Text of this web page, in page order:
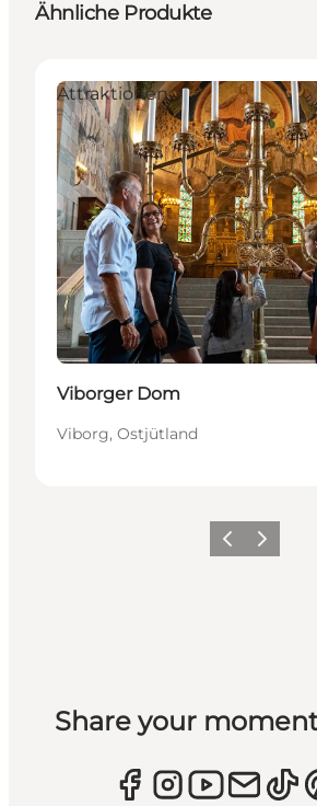
Ähnliche Produkte
Attraktionen
Viborger Dom
Viborg, Ostjütland
ZurückWeiter
Share your